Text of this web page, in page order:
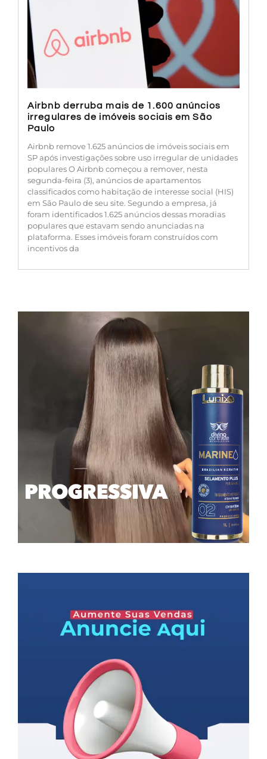
Airbnb derruba mais de 1.600 anúncios
irregulares de imóveis sociais em São
Paulo
Airbnb remove 1.625 anúncios de imóveis sociais em
SP após investigações sobre uso irregular de unidades
populares O Airbnb começou a remover, nesta
segunda-feira (3), anúncios de apartamentos
classificados como habitação de interesse social (HIS)
em São Paulo de seu site. Segundo a empresa, já
foram identificados 1.625 anúncios dessas moradias
populares que estavam sendo anunciadas na
plataforma. Esses imóveis foram construídos com
incentivos da